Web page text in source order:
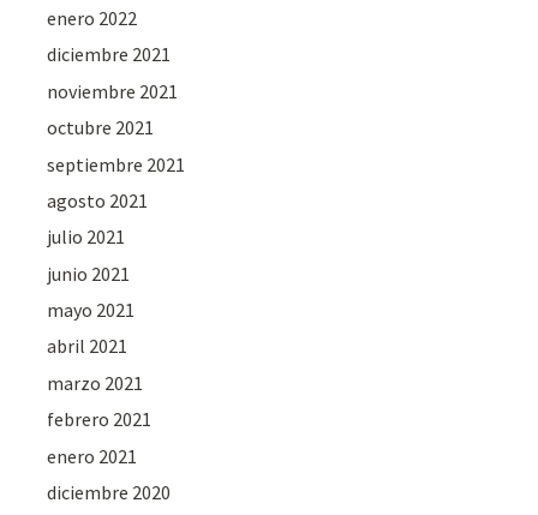
enero 2022
diciembre 2021
noviembre 2021
octubre 2021
septiembre 2021
agosto 2021
julio 2021
junio 2021
mayo 2021
abril 2021
marzo 2021
febrero 2021
enero 2021
diciembre 2020